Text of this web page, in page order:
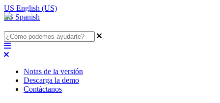
US English (US)
ES Spanish
Notas de la versión
Descarga la demo
Contáctanos